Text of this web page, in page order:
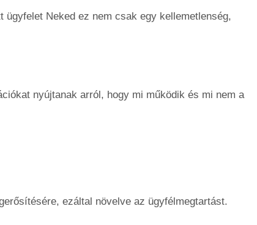
Neked ez nem csak egy kellemetlenség,
nyújtanak arról, hogy mi működik és mi nem a
ezáltal növelve az ügyfélmegtartást.